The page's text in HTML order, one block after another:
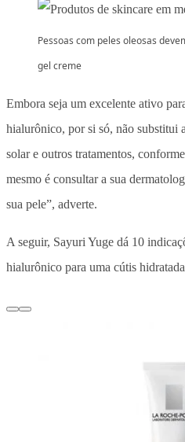
Pessoas com peles oleosas
gel creme
Embora seja um excelente ativo
hialurônico, por si só, não
solar e outros tratamentos,
mesmo é consultar a sua
sua pele”, adverte.
A seguir, Sayuri Yuge dá 10
hialurônico para uma cútis